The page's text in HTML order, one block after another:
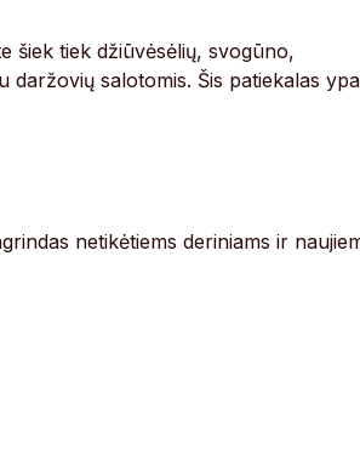
šiek tiek džiūvėsėlių, svogūno,
salotomis. Šis patiekalas
netikėtiems deriniams ir